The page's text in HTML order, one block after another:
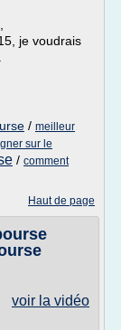
je voudrais
/ meilleur
sur le
/ comment
Haut de page
voir la vidéo